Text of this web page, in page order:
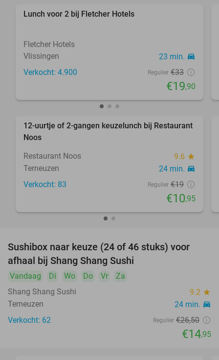
Lunch voor 2 bij Fletcher Hotels
Fletcher Hotels
Vlissingen
23 min. directions_car
Verkocht: 4.900 Regulier €33
€19,90
42%
12-uurtje of 2-gangen keuzelunch bij Restaurant
Noos
Restaurant Noos
9.6 star
Terneuzen 24 min. directions_car
Verkocht: 83 Regulier €19
€10,95
44%
Sushibox naar keuze (24 of 46 stuks) voor
afhaal bij Shang Shang Sushi
Vandaag Di Wo Do Vr
Za
Shang Shang Sushi
9.2 star
Terneuzen 24 min. directions_car
Verkocht: 62 Regulier €26,50
€14,95